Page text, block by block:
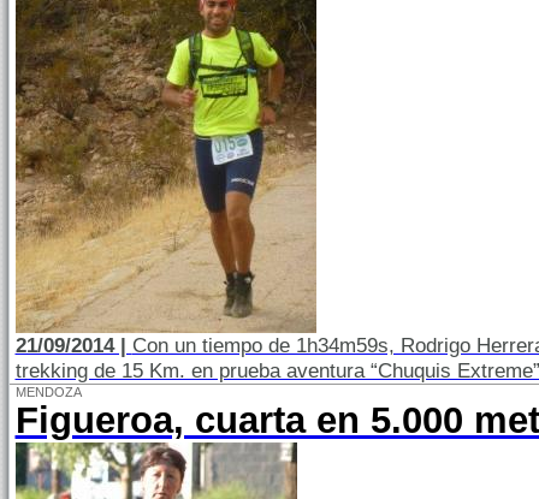
21/09/2014 | Con un tiempo de 1h34m59s, Rodrigo
trekking de 15 Km. en prueba aventura “Chuquis
MENDOZA
Figueroa, cuarta en 5.000